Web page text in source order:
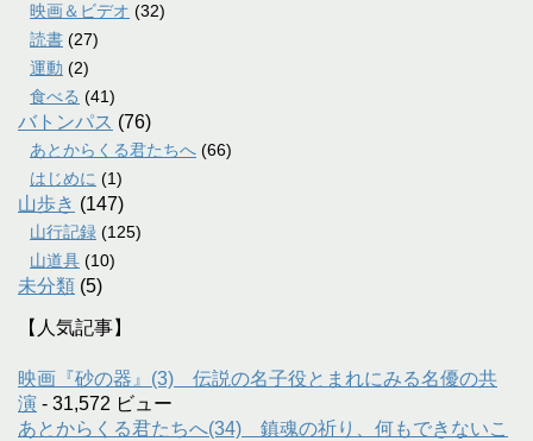
映画＆ビデオ (32)
読書 (27)
運動 (2)
食べる (41)
バトンパス (76)
あとからくる君たちへ (66)
はじめに (1)
山歩き (147)
山行記録 (125)
山道具 (10)
未分類 (5)
【人気記事】
映画『砂の器』(3) 伝説の名子役とまれにみる名優の共
演 - 31,572 ビュー
あとからくる君たちへ(34) 鎮魂の祈り、何もできないこ